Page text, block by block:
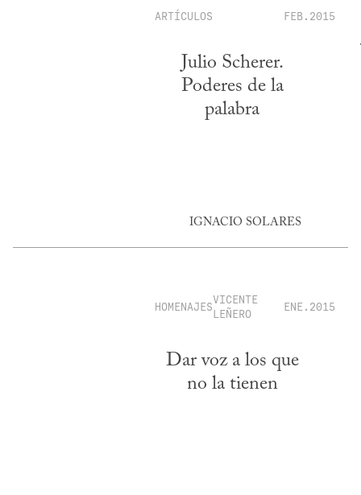
ARTÍCULOS FEB.2015
Julio Scherer.
Poderes de la
palabra
IGNACIO SOLARES
HOMENAJESVICENTE
LEÑERO
ENE.2015
Dar voz a los que
no la tienen